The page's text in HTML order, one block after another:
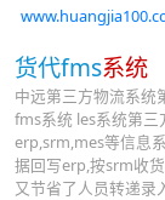
货代fms系统
中远第三方物流系统
fms系统 les系统第
erp,srm,mes等信息
据回写erp,按srm收
又节省了人员转递录